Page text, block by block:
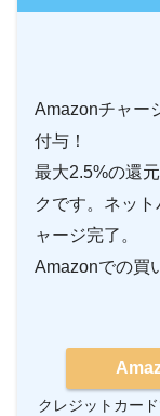
Amazonチャー
付与！
最大2.5%の還
クです。ネッ
ャージ完了。
Amazonでの買
クレジットカー